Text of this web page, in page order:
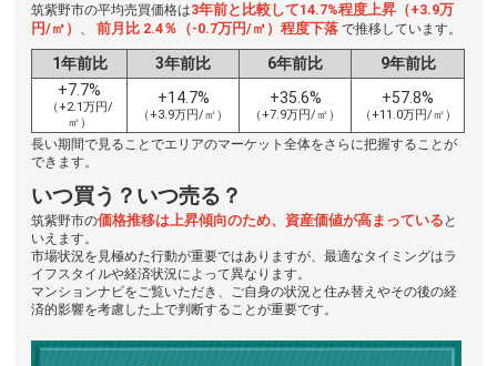
筑紫野市の平均売買価格は3年前と比較して14.7%程度上昇（+3.9万
円/㎡） 、前月比 2.4％（-0.7万円/㎡）程度下落で推移しています。
1年前比 3年前比 6年前比
9年前比
+7.7%
（+2.1万円/
㎡）
+14.7%
（+3.9万円/㎡）
+35.6%
（+7.9万円/㎡）
+57.8%
（+11.0万円/㎡）
長い期間で見ることでエリアのマーケット全体をさらに把握することが
できます。
いつ買う？いつ売る？
筑紫野市の価格推移は上昇傾向のため、資産価値が高まっている と
いえます。
市場状況を見極めた行動が重要ではありますが、最適なタイミングはラ
イフスタイルや経済状況によって異なります。
マンションナビをご覧いただき、ご自身の状況と住み替えやその後の経
済的影響を考慮した上で判断することが重要です。